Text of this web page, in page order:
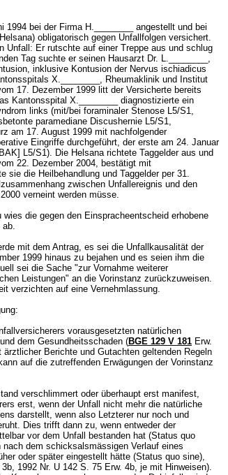
1994 bei der Firma H.________ angestellt und bei
obligatorisch gegen Unfallfolgen versichert.
Unfall: Er rutschte auf einer Treppe aus und schlug
Tag suchte er seinen Hausarzt Dr. L.________,
inklusive Kontusion der Nervus ischiadicus
X.________, Rheumaklinik und Institut
17. Dezember 1999 litt der Versicherte bereits
Kantonsspital X.________ diagnostizierte ein
links (mit/bei foraminaler Stenose L5/S1,
paramediane Discushernie L5/S1,
am 17. August 1999 mit nachfolgender
Eingriffe durchgeführt, der erste am 24. Januar
L5/S1). Die Helsana richtete Taggelder aus und
22. Dezember 2004, bestätigt mit
sie die Heilbehandlung und Taggelder per 31.
zwischen Unfallereignis und den
verneint werden müsse.
die gegen den Einspracheentscheid erhobene
ab.
mit dem Antrag, es sei die Unfallkausalität der
1999 hinaus zu bejahen und es seien ihm die
sei die Sache "zur Vornahme weiterer
Leistungen" an die Vorinstanz zurückzuweisen.
verzichten auf eine Vernehmlassung.
vorausgesetzten natürlichen
dem Gesundheitsschaden (BGE 129 V 181 Erw.
Berichte und Gutachten geltenden Regeln
auf die zutreffenden Erwägungen der Vorinstanz
verschlimmert oder überhaupt erst manifest,
erst, wenn der Unfall nicht mehr die natürliche
darstellt, wenn also Letzterer nur noch und
Dies trifft dann zu, wenn entweder der
vor dem Unfall bestanden hat (Status quo
dem schicksalsmässigen Verlauf eines
oder später eingestellt hätte (Status quo sine),
1992 Nr. U 142 S. 75 Erw. 4b, je mit Hinweisen).